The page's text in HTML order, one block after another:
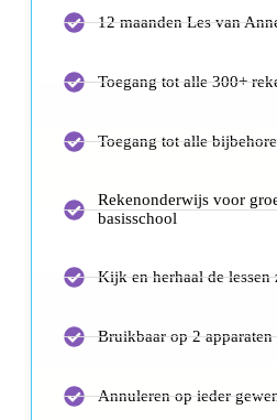
12 maanden Les van
Toegang tot alle 300+
Toegang tot alle
Rekenonderwijs voor
basisschool
Kijk en herhaal de
Bruikbaar op 2
Annuleren op ieder